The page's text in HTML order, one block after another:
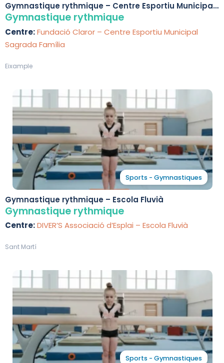
Gymnastique rythmique – Centre Esportiu Municipal
Sagrada Família
Gymnastique rythmique
Centre:Fundació Claror – Centre Esportiu Municipal
Sagrada Família
Eixample
Sports - Gymnastiques
Gymnastique rythmique – Escola Fluvià
Gymnastique rythmique
Centre:DIVER’S Associació d’Esplai – Escola Fluvià
Sant Martí
Sports - Gymnastiques